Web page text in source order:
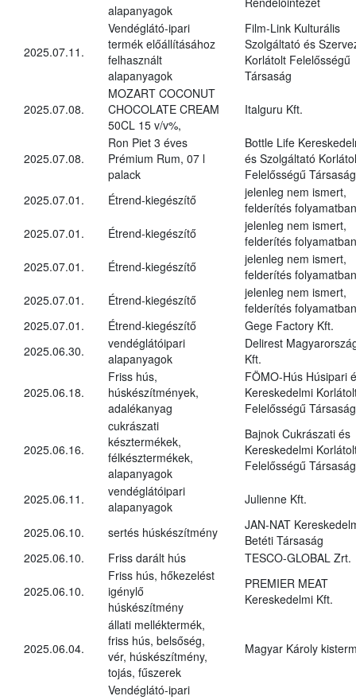
alapanyagok
2025.07.11.
Vendéglátó-ipari
termék előállításához
felhasznált
alapanyagok
Film-Link Kulturális
Szolgáltató és
Korlátolt Felelősségű
Társaság
2025.07.08.
MOZART COCONUT
CHOCOLATE CREAM
50CL 15 v/v%,
Italguru Kft.
2025.07.08.
Ron Piet 3 éves
Prémium Rum, 07 l
palack
Bottle Life
és Szolgáltató
Felelősségű Társaság
2025.07.01.
Étrend-kiegészítő
jelenleg nem ismert,
felderítés folyamatban
2025.07.01.
Étrend-kiegészítő
jelenleg nem ismert,
felderítés folyamatban
2025.07.01.
Étrend-kiegészítő
jelenleg nem ismert,
felderítés folyamatban
2025.07.01.
Étrend-kiegészítő
jelenleg nem ismert,
felderítés folyamatban
2025.07.01.
Étrend-kiegészítő
Gege Factory Kft.
2025.06.30.
vendéglátóipari
alapanyagok
Delirest
Kft.
2025.06.18.
Friss hús,
húskészítmények,
adalékanyag
FÖMO-Hús Húsipari
Kereskedelmi
Felelősségű Társaság
2025.06.16.
cukrászati
késztermékek,
félkésztermékek,
alapanyagok
Bajnok Cukrászati és
Kereskedelmi
Felelősségű Társaság
2025.06.11.
vendéglátóipari
alapanyagok
Julienne Kft.
2025.06.10. sertés húskészítmény
JAN-NAT
Betéti Társaság
2025.06.10.
Friss darált hús TESCO-GLOBAL Zrt.
2025.06.10.
Friss hús, hőkezelést
igénylő
húskészítmény
PREMIER MEAT
Kereskedelmi Kft.
2025.06.04.
állati melléktermék,
friss hús, belsőség,
vér, húskészítmény,
tojás, fűszerek
Magyar Károly
Vendéglátó-ipari